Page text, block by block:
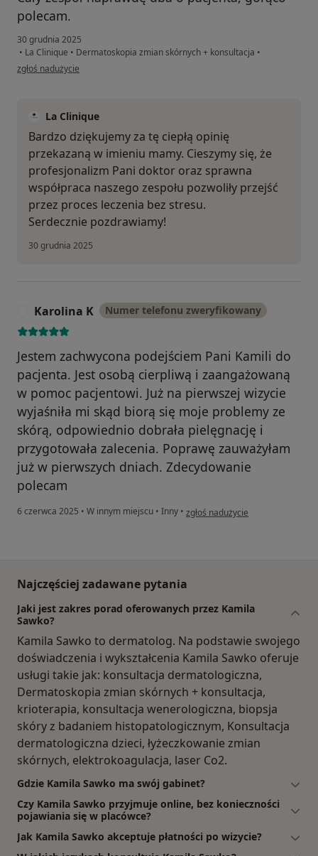
polecam.
30 grudnia 2025
• La Clinique • Dermatoskopia zmian skórnych + konsultacja •
w opinii użytkownika Marlena
zgłoś nadużycie
La Clinique
Bardzo dziękujemy za tę ciepłą opinię
przekazaną w imieniu mamy. Cieszymy się, że
profesjonalizm Pani doktor oraz sprawna
współpraca naszego zespołu pozwoliły przejść
przez proces leczenia bez stresu.
Serdecznie pozdrawiamy!
30 grudnia 2025
Karolina K Numer telefonu zweryfikowany
Jestem zachwycona podejściem Pani Kamili do
pacjenta. Jest osobą cierpliwą i zaangażowaną
w pomoc pacjentowi. Już na pierwszej wizycie
wyjaśniła mi skąd biorą się moje problemy ze
skórą, odpowiednio dobrała pielęgnację i
przygotowała zalecenia. Poprawę zauważyłam
już w pierwszych dniach. Zdecydowanie
polecam
6 czerwca 2025 • W innym miejscu • Inny • w opinii użytkownika Karolina K
zgłoś nadużycie
Najczęściej zadawane pytania
Jaki jest zakres porad oferowanych przez Kamila
Sawko?
Kamila Sawko to dermatolog. Na podstawie swojego
doświadczenia i wykształcenia Kamila Sawko oferuje
usługi takie jak: konsultacja dermatologiczna,
Dermatoskopia zmian skórnych + konsultacja,
krioterapia, konsultacja wenerologiczna, biopsja
skóry z badaniem histopatologicznym, Konsultacja
dermatologiczna dzieci, łyżeczkowanie zmian
skórnych, elektrokoagulacja, laser Co2.
Gdzie Kamila Sawko ma swój gabinet?
Czy Kamila Sawko przyjmuje online, bez konieczności
pojawiania się w placówce?
Jak Kamila Sawko akceptuje płatności po wizycie?